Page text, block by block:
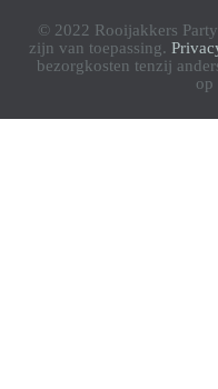
© 2022 Rooijakkers
zijn van toepassing.
bezorgkosten tenzij
op